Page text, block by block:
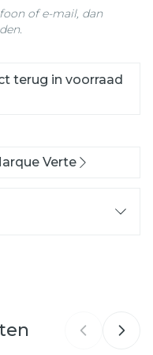
terug in voorraad
of e-mail, dan
Verte